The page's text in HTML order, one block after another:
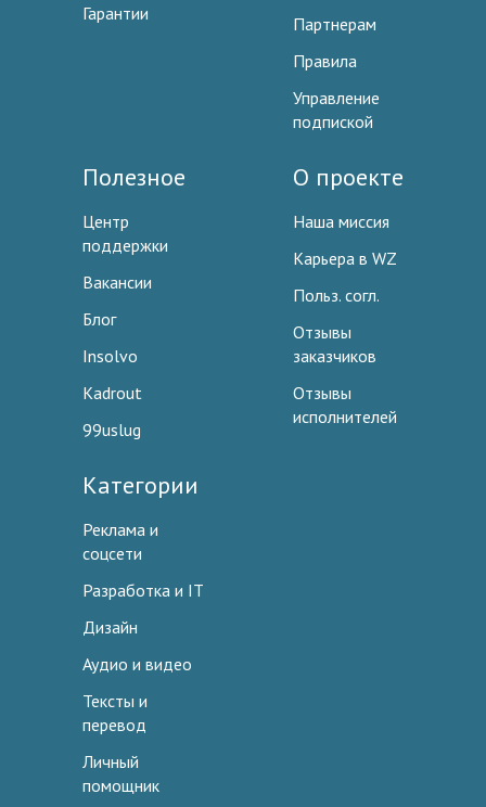
Гарантии
Партнерам
Правила
Управление
подпиской
Полезное
Центр
поддержки
Вакансии
Блог
Insolvo
Kadrout
99uslug
О проекте
Наша миссия
Карьера в WZ
Польз. согл.
Отзывы
заказчиков
Отзывы
исполнителей
Категории
Реклама и
соцсети
Разработка и IT
Дизайн
Аудио и видео
Тексты и
перевод
Личный
помощник